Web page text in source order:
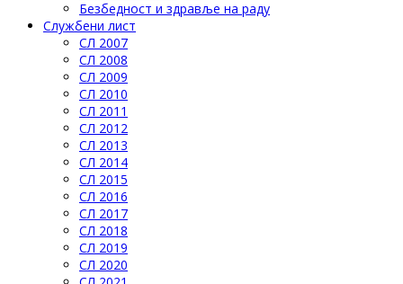
Безбедност и здравље на раду
Службени лист
СЛ 2007
СЛ 2008
СЛ 2009
СЛ 2010
СЛ 2011
СЛ 2012
СЛ 2013
СЛ 2014
СЛ 2015
СЛ 2016
СЛ 2017
СЛ 2018
СЛ 2019
СЛ 2020